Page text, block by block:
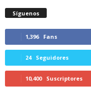
Síguenos
1,396 Fans
24 Seguidores
10,400 Suscriptores